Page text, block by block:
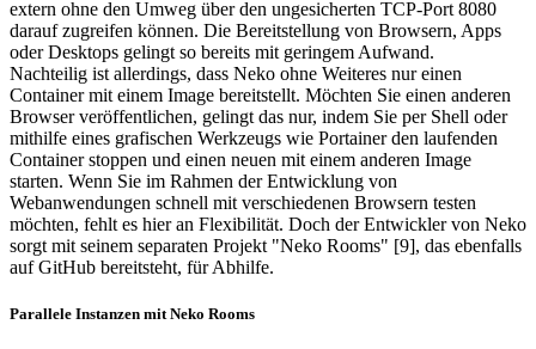
extern ohne den Umweg über den ungesicherten TCP-Port 8080
darauf zugreifen können. Die Bereitstellung von Browsern, Apps
oder Desktops gelingt so bereits mit geringem Aufwand.
Nachteilig ist allerdings, dass Neko ohne Weiteres nur einen
Container mit einem Image bereitstellt. Möchten Sie einen anderen
Browser veröffentlichen, gelingt das nur, indem Sie per Shell oder
mithilfe eines grafischen Werkzeugs wie Portainer den laufenden
Container stoppen und einen neuen mit einem anderen Image
starten. Wenn Sie im Rahmen der Entwicklung von
Webanwendungen schnell mit verschiedenen Browsern testen
möchten, fehlt es hier an Flexibilität. Doch der Entwickler von Neko
sorgt mit seinem separaten Projekt "Neko Rooms" [9], das ebenfalls
auf GitHub bereitsteht, für Abhilfe.
Parallele Instanzen mit Neko Rooms